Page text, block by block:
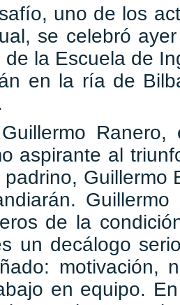
uno de los
se celebró
de la Escuela de
en la ría de
aspirante al
Guillermo
de la
un decálogo
motivación,
en equipo.